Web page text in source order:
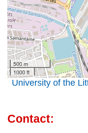
500 m
1000 ft
University of the
Contact: